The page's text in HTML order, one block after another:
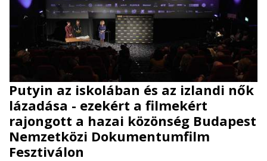
Putyin az iskolában és az izlandi nők
lázadása - ezekért a filmekért
rajongott a hazai közönség Budapest
Nemzetközi Dokumentumfilm
Fesztiválon